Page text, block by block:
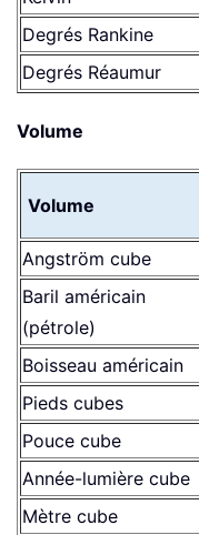
Degrés Rankine
Degrés Réaumur
Volume
Volume
Angström cube
Baril américain
(pétrole)
Boisseau américain
Pieds cubes
Pouce cube
Année-lumière cube
Mètre cube